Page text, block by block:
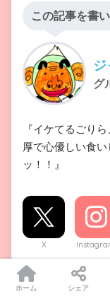
この記事を書
グ
『イケてるごり
厚で心優しい食
ッ！！』
X
ホーム シェア